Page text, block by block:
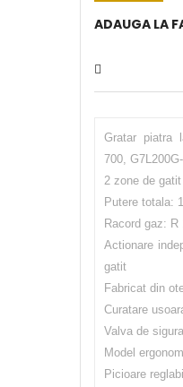
ADAUGA LA
Gratar piatra
700,
2 zone de gatit
Putere totala:
Racord gaz: R
Actionare
gatit
Fabricat din
Curatare
Valva de
Model
Picioare